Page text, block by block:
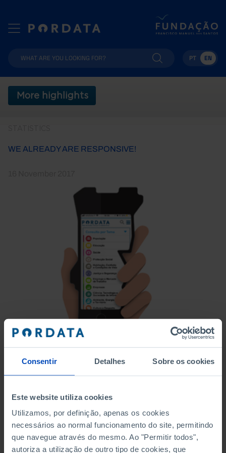
Consentir Detalhes Sobre os cookies
Este website utiliza cookies
Utilizamos, por definição, apenas os cookies
necessários ao normal funcionamento do site, permitindo
que navegue através do mesmo. Ao "Permitir todos",
autoriza a utilização de outro tipo de cookies, que
PT EN
More highlights
WE ALREADY ARE RESPONSIVE!
Are you using a tablet or smartphone?
PORDATA IS A PROJECT OF THE FUNDAÇÃO FRANCISCO MANUEL DOS